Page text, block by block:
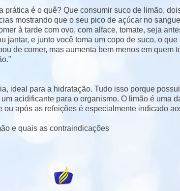
prática é o quê? Que consumir suco de limão,
mostrando que o seu pico de açúcar no
à tarde com ovo, com alface, tomate, seja
jantar, e junto você toma um copo de suco, o
de comer, mas aumenta bem menos em quem
ideal para a hidratação. Tudo isso porque
acidificante para o organismo. O limão é uma
após as refeições é especialmente indicado